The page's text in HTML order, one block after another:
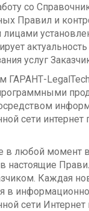
со
Правил и
услуг
ГАРАНТ-
сети интернет
в любой момент
настоящие
Каждая
в
сети Интернет